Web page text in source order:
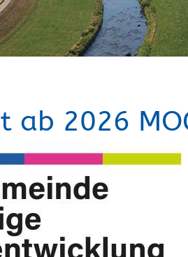
ab 2026